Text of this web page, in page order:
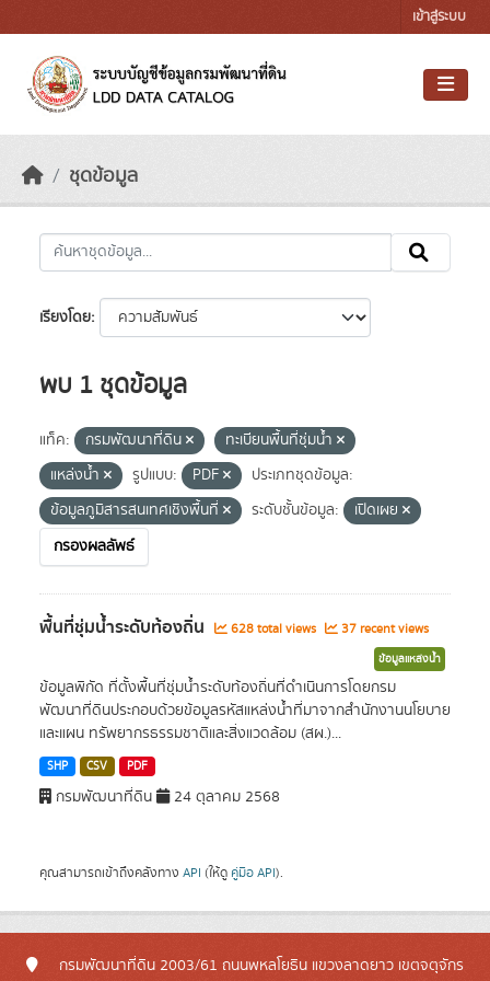
เข้าสู่ระบบ
ชุดข้อมูล
เรียงโดย
พบ 1 ชุดข้อมูล
แท็ค: กรมพัฒนาที่ดิน
ทะเบียนพื้นที่ชุ่มน้ำ
แหล่งน้ำ
รูปแบบ: PDF
ประเภทชุดข้อมูล:
ข้อมูลภูมิสารสนเทศเชิงพื้นที่
ระดับชั้นข้อมูล:
เปิดเผย
กรองผลลัพธ์
พื้นที่ชุ่มน้ำระดับท้องถิ่น 628 total views 37 recent views
ข้อมูลแหล่งน้ำ
ข้อมูลพิกัด ที่ตั้งพื้นที่ชุ่มน้ำระดับท้องถิ่นที่ดำเนินการโดยกรม
พัฒนาที่ดินประกอบด้วยข้อมูลรหัสแหล่งน้ำที่มาจากสำนักงานนโยบาย
และแผน ทรัพยากรธรรมชาติและสิ่งแวดล้อม (สผ.)...
SHP CSV PDF
กรมพัฒนาที่ดิน 24 ตุลาคม 2568
คุณสามารถเข้าถึงคลังทาง API (ให้ดู คู่มือ API).
กรมพัฒนาที่ดิน 2003/61 ถนนพหลโยธิน แขวงลาดยาว เขตจตุจักร